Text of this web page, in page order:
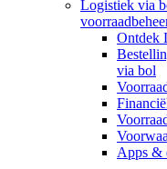
Logistiek via
Ontdek
via bol
Apps &